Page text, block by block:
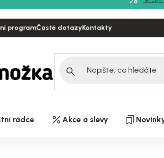
programČasté dotazyKontakty
rádce Akce a slevy